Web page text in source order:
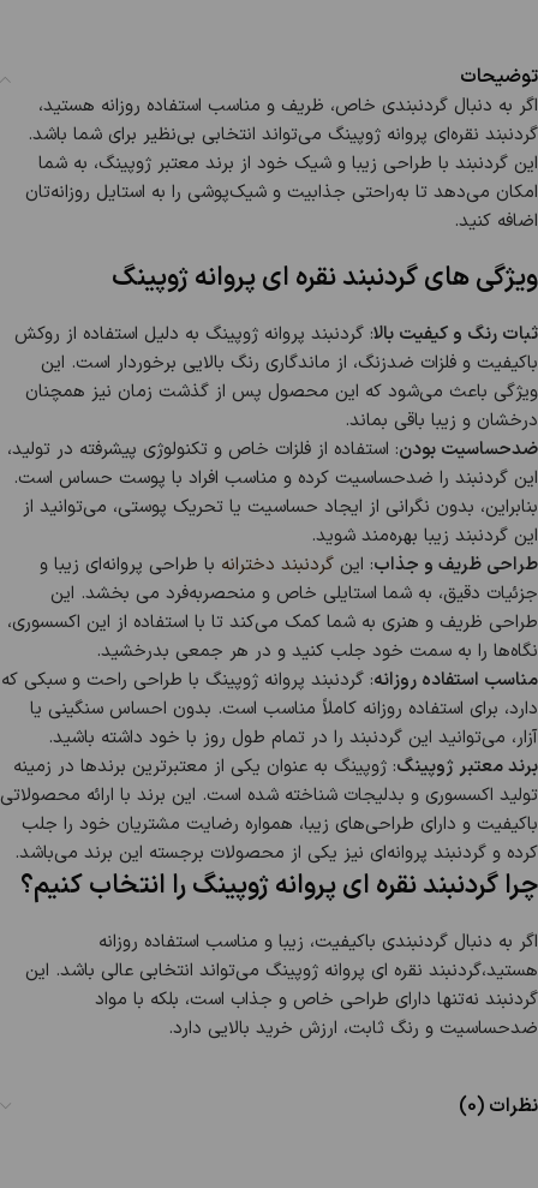
توضیحات
اگر به دنبال گردنبندی خاص، ظریف و مناسب استفاده روزانه هستید،
گردنبند نقره‌ای پروانه ژوپینگ می‌تواند انتخابی بی‌نظیر برای شما باشد.
این گردنبند با طراحی زیبا و شیک خود از برند معتبر ژوپینگ، به شما
امکان می‌دهد تا به‌راحتی جذابیت و شیک‌پوشی را به استایل روزانه‌تان
اضافه کنید.
ویژگی های گردنبند نقره ای پروانه ژوپینگ
ثبات رنگ و کیفیت بالا: گردنبند پروانه ژوپینگ به دلیل استفاده از روکش
باکیفیت و فلزات ضدزنگ، از ماندگاری رنگ بالایی برخوردار است. این
ویژگی باعث می‌شود که این محصول پس از گذشت زمان نیز همچنان
درخشان و زیبا باقی بماند.
ضدحساسیت بودن: استفاده از فلزات خاص و تکنولوژی پیشرفته در تولید،
این گردنبند را ضدحساسیت کرده و مناسب افراد با پوست حساس است.
بنابراین، بدون نگرانی از ایجاد حساسیت یا تحریک پوستی، می‌توانید از
این گردنبند زیبا بهره‌مند شوید.
طراحی ظریف و جذاب: این گردنبند دخترانه با طراحی پروانه‌ای زیبا و
جزئیات دقیق، به شما استایلی خاص و منحصر‌به‌فرد می بخشد. این
طراحی ظریف و هنری به شما کمک می‌کند تا با استفاده از این اکسسوری،
نگاه‌ها را به سمت خود جلب کنید و در هر جمعی بدرخشید.
مناسب استفاده روزانه: گردنبند پروانه ژوپینگ با طراحی راحت و سبکی که
دارد، برای استفاده روزانه کاملاً مناسب است. بدون احساس سنگینی یا
آزار، می‌توانید این گردنبند را در تمام طول روز با خود داشته باشید.
برند معتبر ژوپینگ: ژوپینگ به عنوان یکی از معتبرترین برندها در زمینه
تولید اکسسوری و بدلیجات شناخته شده است. این برند با ارائه محصولاتی
باکیفیت و دارای طراحی‌های زیبا، همواره رضایت مشتریان خود را جلب
کرده و گردنبند پروانه‌ای نیز یکی از محصولات برجسته این برند می‌باشد.
چرا گردنبند نقره ای پروانه ژوپینگ را انتخاب کنیم؟
اگر به دنبال گردنبندی باکیفیت، زیبا و مناسب استفاده روزانه
هستید،گردنبند نقره ای پروانه ژوپینگ می‌تواند انتخابی عالی باشد. این
گردنبند نه‌تنها دارای طراحی خاص و جذاب است، بلکه با مواد
ضدحساسیت و رنگ ثابت، ارزش خرید بالایی دارد.
نظرات (0)